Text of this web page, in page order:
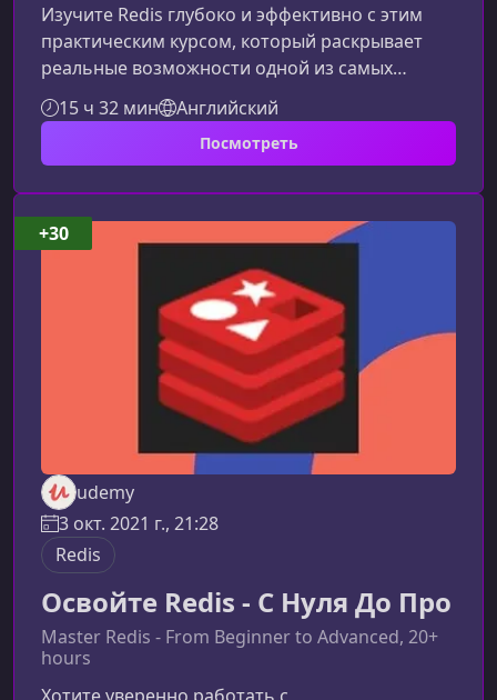
Изучите Redis глубоко и эффективно с этим
практическим курсом, который раскрывает
реальные возможности одной из самых
быстрых и универсальных баз данных в
памяти. Материал ориентирован на
разработчиков, желающих уверенно
понимать его внутренние механизмы и
использовать лучшие инженерные
практики.Что представляет собой курсКурс
детально знакомит со структурами данных
Redis, принципами работы in-memory хранил
15 ч 32 мин Английский
Посмотреть
udemy
3 окт. 2021 г., 21:28
Redis
Освойте Redis - С Нуля До Про
Master Redis - From Beginner to Advanced, 20+
hours
+30